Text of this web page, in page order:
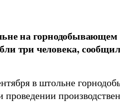
на горнодобывающем
три человека,
в штольне